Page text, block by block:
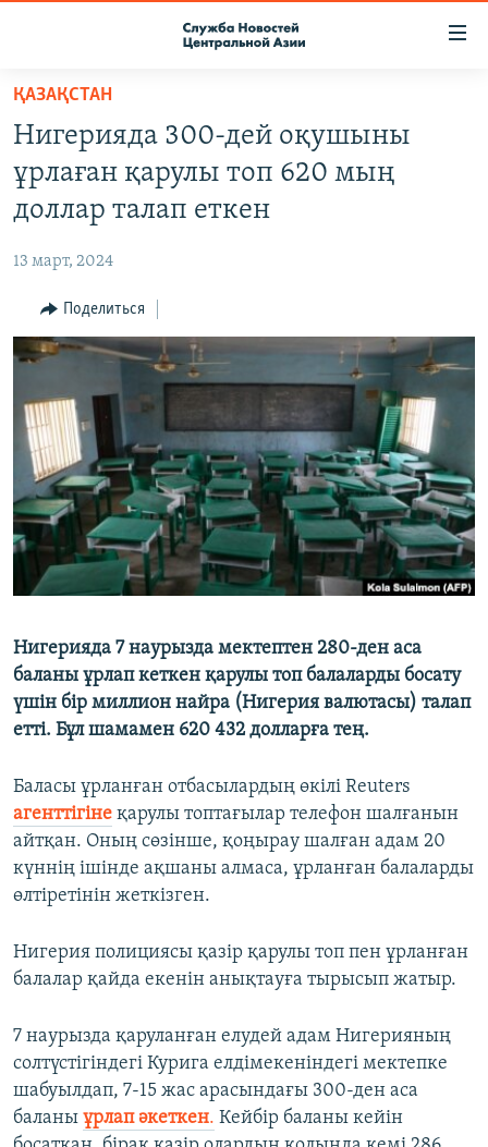
Вернуться
основному
содержанию
Вернутся
главной
навигации
Вернутся
поиску
ПОДПИСКА
КОНТАКТЫ
НАСТОЯЩЕЕ ВРЕМЯ
МИГРАНТ МЕДИА
ҚАЗАҚСТАН
Нигерияда 300-дей оқушыны
ұрлаған қарулы топ 620 мың
доллар талап еткен
13 март, 2024
Поделиться
Нигерияда 7 наурызда мектептен 280-ден аса
баланы ұрлап кеткен қарулы топ балаларды босату
үшін бір миллион найра (Нигерия валютасы) талап
етті. Бұл шамамен 620 432 долларға тең.
Баласы ұрланған отбасылардың өкілі Reuters
агенттігіне қарулы топтағылар телефон шалғанын
айтқан. Оның сөзінше, қоңырау шалған адам 20
күннің ішінде ақшаны алмаса, ұрланған балаларды
өлтіретінін жеткізген.
Нигерия полициясы қазір қарулы топ пен ұрланған
балалар қайда екенін анықтауға тырысып жатыр.
7 наурызда қаруланған елудей адам Нигерияның
солтүстігіндегі Курига елдімекеніндегі мектепке
шабуылдап, 7-15 жас арасындағы 300-ден аса
баланы ұрлап әкеткен. Кейбір баланы кейін